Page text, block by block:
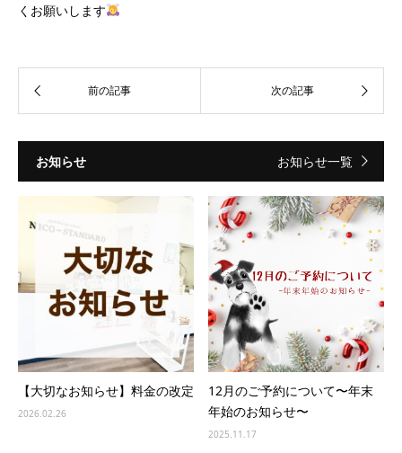
くお願いします
お知らせ お知らせ一覧
【大切なお知らせ】料金の改定
2026.02.26
12月のご予約について〜年末
年始のお知らせ〜
2025.11.17